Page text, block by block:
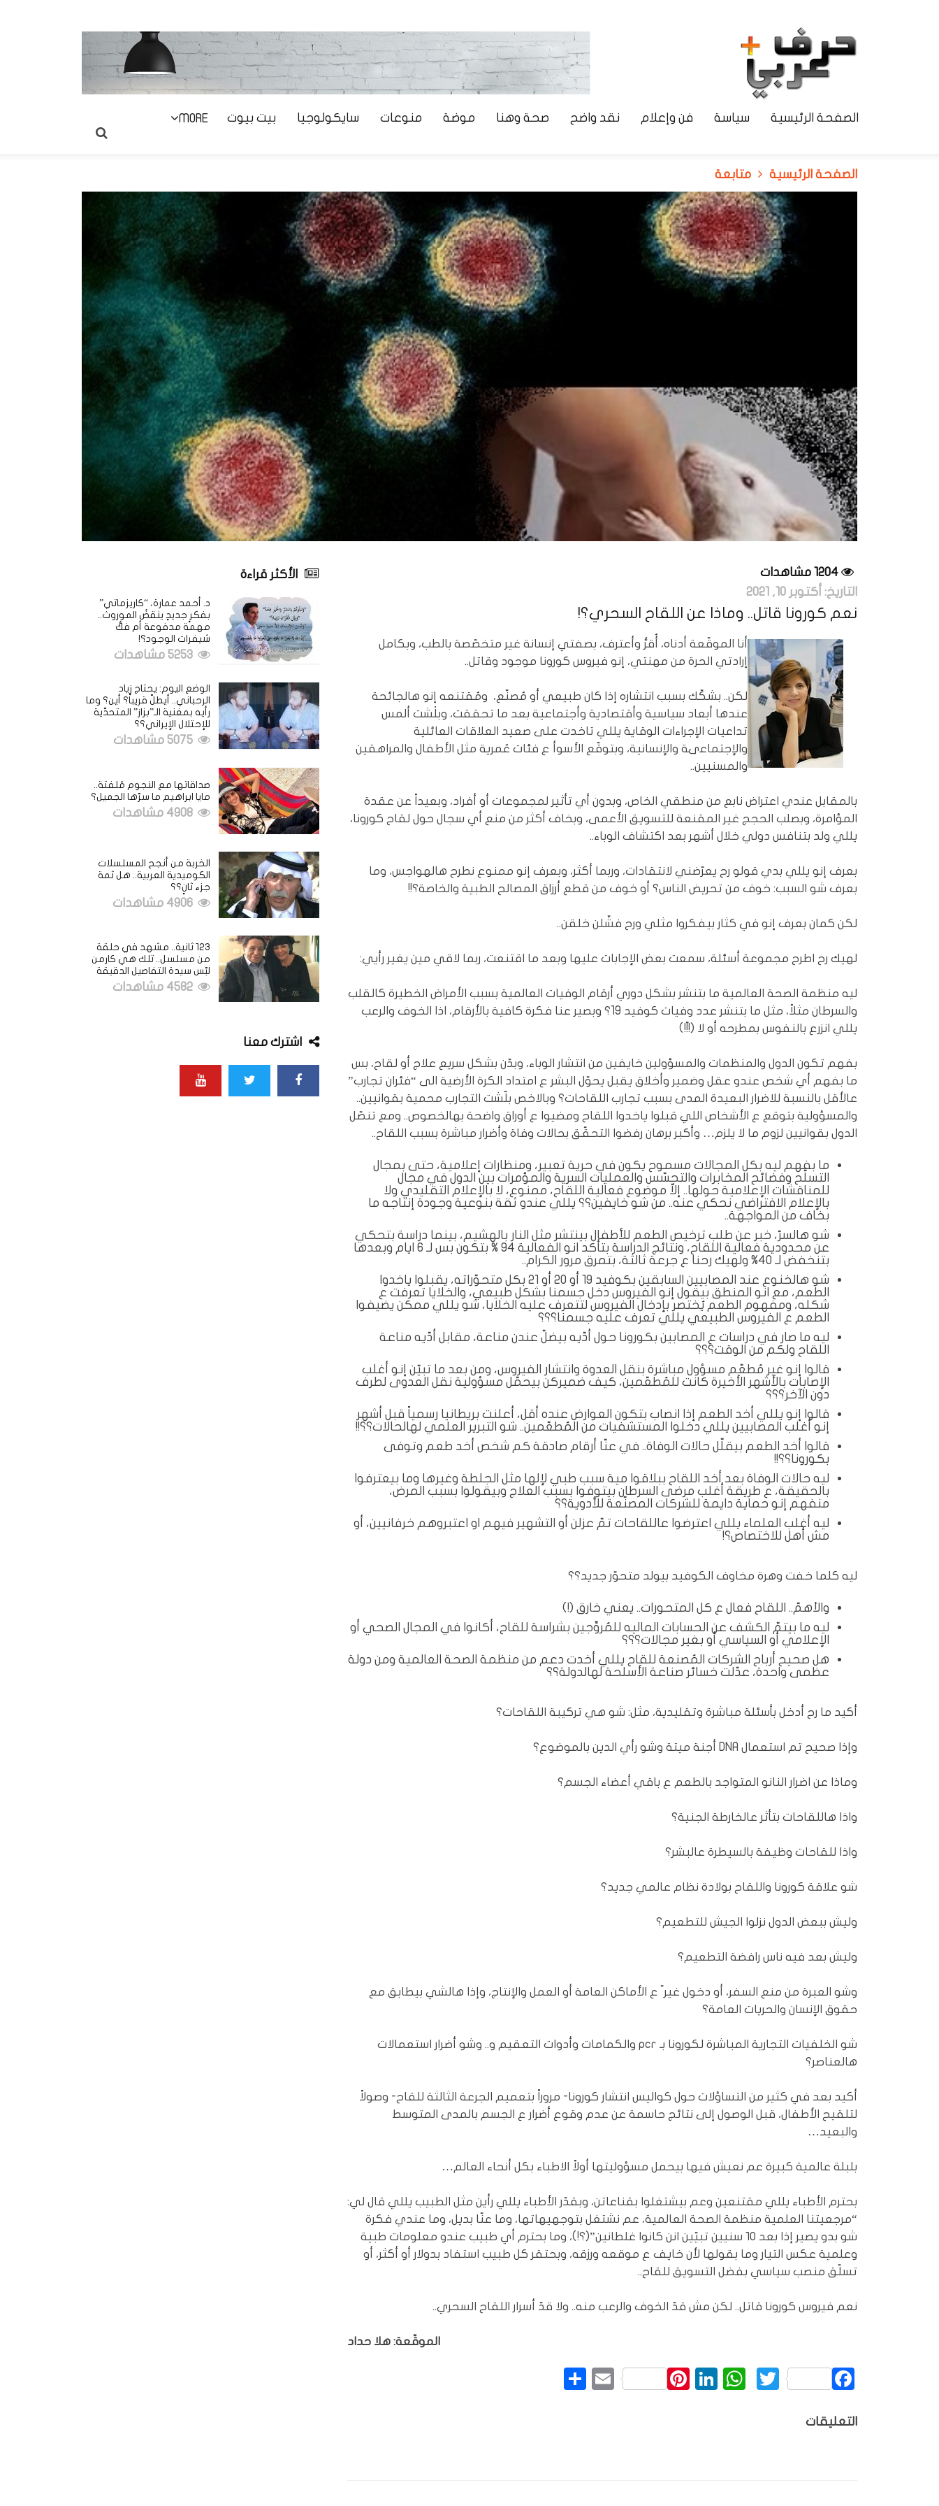
الصفحة الرئيسية سياسة فن وإعلام نقد واضح صحة وهنا موضة منوعات سايكولوجيا بيت بيوت MORE
الصفحة الرئيسية متابعة
التاريخ: أكتوبر 10, 2021
نعم كورونا قاتل.. وماذا عن اللقاح السحري؟!
أنا الموقّعة أدناه، أُقرُّ وأعترف، بصفتي إنسانة غير متخصّصة بالطب، وبكامل
إرادتي الحرة من مهنتي، إنو فيروس كورونا موجود وقاتل..
لكن.. بشكّك بسبب انتشاره إذا كان طبيعي أو مُصنّع، ومُقتنعه إنو هالجائحة
عندها أبعاد سياسية وأقتصادية وأجتماعية بعد ما تحققت، وبلْشت ألمس
تداعيات الإجراءات الوقاية يللي تاخدت على صعيد العلاقات العائلية
والإجتماعىة والإنسانية، وبتوقّع الأسوأ ع فئات عُمرية مثل الأطفال والمراهقين
والمسنيين..
بالمقابل عندي اعتراض نابع من منطقي الخاص، وبدون أي تأثير لمجموعات أو أفراد، وبعيداً عن عقدة
المؤامرة، وبصلب الحجج غير المقنعة للتسويق الأعمى، وبخاف أكثر من منع أي سجال حول لقاح كورونا،
يللي ولد بتنافس دولي خلال أشهر بعد اكتشاف الوباء..
بعرف إنو يللي بدي قولو رح يعرّضني لانتقادات، وربما أكثر، وبعرف إنو ممنوع نطرح هالهواجس، وما
بعرف شو السبب: خوف من تحريض الناس؟ أو خوف من قطع أرزاق المصالح الطبية والخاصة؟!!
لكن كمان بعرف إنو في كثار بيفكروا مثلي ورح فشّلن خلقن..
لهيك رح اطرح مجموعة أسئلة، سمعت بعض الإجابات عليها وبعد ما اقتنعت، ربما لاقي مين يغير رأيي:
ليه منظمة الصحة العالمية ما بتنشر بشكل دوري أرقام الوفيات العالمية بسبب الأمراض الخطيرة كالقلب
والسرطان مثلاً، مثل ما بتنشر عدد وفيات كوفيد 19؟ وبصير عنا فكرة كافية بالأرقام، اذا الخوف والرعب
يللي انزرع بالنفوس بمطرحه أو لا (!!ّ!)
بفهم تكون الدول والمنظمات والمسؤولين خايفين من انتشار الوباء، وبدّن بشكل سريع علاج أو لقاح، بس
ما بفهم أي شخص عندو عقل وضمير وأخلاق يقبل يحوّل البشر ع امتداد الكرة الأرضية الى “فئران تجارب”
عالأقل بالنسبة للاضرار البعيدة المدى بسبب تجارب اللقاحات؟ وبالاخص بلّشت التجارب محمية بقوانيين..
والمسؤولية بتوقع ع الأشخاص اللي قبلوا ياخدوا اللقاح ومضيوا ع أوراق واضحة بهالخصوص.. ومع تنصّل
الدول بقوانيين لزوم ما لا يلزم… وأكبر برهان رفضوا التحقّق بحالات وفاة وأضرار مباشرة بسبب اللقاح..
ما بفهم ليه بكل المجالات مسموح يكون في حرية تعبير، ومنظارات إعلامية، حتى بمجال
التسلّح وفضائح المخابرات والتجسّس والعمليات السرية والمؤمرات بين الدول في مجال
للمناقشات الإعلامية حولها.. إلاّ موضوع فعالية اللقاح، ممنوع، لا بالإعلام التقليدي ولا
بالإعلام الافتراضي نحكي عنه.. من شو خايفين؟؟ يللي عندو ثقة بنوعية وجودة إنتاجه ما
بخاف من المواجهة..
شو هالسرّ، خبر عن طلب ترخيص الطعم للأطفال بينتشر مثل النار بالهشيم، بينما دراسة بتحكي
عن محدودية فعالية اللقاح، ونتائج الدراسة بتأكد انو الفعالية 94 % بتكون بس لـ 6 ايام وبعدها
بتنخفض لـ 40% ولهيك رحنا ع جرعة ثالثة، بتمرق مرور الكرام..
شو هالخنوع عند المصابيين السابقين بكوفيد 19 أو 20 أو 21 بكل متحوّراته، يقبلوا ياخدوا
الطعم، مع انو المنطق بيقول إنو الفيروس دخل جسمنا بشكل طبيعي، والخلايا تعرفت ع
شكله، ومفهوم الطعم يُختصر بإدخال الفيروس لتتعرف عليه الخلايا، شو يللي ممكن يضيفوا
الطعم ع الفيروس الطبيعي يللي تعرف عليه جسمنا؟؟؟
ليه ما صار في دراسات ع المصابين بكورونا حول أدّيه بيضلّ عندن مناعة، مقابل أدّيه مناعة
اللقاح ولكم من الوقت؟؟؟
قالوا إنو غير مُطعّم مسؤول مباشرة بنقل العدوة وانتشار الفيروس، ومن بعد ما تبيّن إنو أغلب
الإصابات بالأشهر الأخيرة كانت للمُطعّمين، كيف ضميركن بيحمّل مسؤولية نقل العدوى لطرف
دون الآخر؟؟؟
قالوا إنو يللي أخد الطعم إذا انصاب بتكون العوارض عنده أقل، أعلنت بريطانيا رسمياً قبل أشهر
إنو أغلب المصابيين يللي دخلوا المستشفيات من المُطعّمين.. شو التبرير العلمي لهالحالات؟؟!!
قالوا أخد الطعم بيقلّل حالات الوفاة.. في عنّا أرقام صادقة كم شخص أخد طعم وتوفى
بكورونا؟؟!!
ليه حالات الوفاة بعد أخد اللقاح ببلاقوا مية سبب طبي لإلها مثل الجلطة وغيرها وما بيعترفوا
بالحقيقة، ع طريقة أغلب مرضى السرطان بيتوفوا بسبب العلاج وبيقولوا بسبب المرض،
منفهم إنو حماية دايمة للشركات المصنّعة للأدوية؟؟
ليه أغلب العلماء يللي اعترضوا عاللقاحات تمّ عزلن أو التشهير فيهم او اعتبروهم خرفانيين، أو
مش أهل للاختصاص؟!
ليه كلما خفت وهرة مخاوف الكوفيد بيولد متحوّر جديد؟؟
والأهمّ.. اللقاح فعال ع كل المتحورات.. يعني خارق (!)
ليه ما بيتمّ الكشف عن الحسابات الماليه للمُروِّجين بشراسة للقاح، أكانوا في المجال الصحي أو
الإعلامي أو السياسي أو بغير مجالات؟؟؟
هل صحيح أرباح الشركات المُصنعة للقاح يللي أخدت دعم من منظمة الصحة العالمية ومن دولة
عظمى واحدة، عدّلت خسائر صناعة الأسلحة لهالدولة؟؟
أكيد ما رح أدخل بأسئلة مباشرة وتقليدية، مثل: شو هي تركيبة اللقاحات؟
وإذا صحيح تم استعمال DNA أجنة ميتة وشو رأي الدين بالموضوع؟
وماذا عن اضرار النانو المتواجد بالطعم ع باقي أعضاء الجسم؟
واذا هاللقاحات بتأثر عالخارطة الجنية؟
واذا للقاحات وظيفة بالسيطرة عالبشر؟
شو علاقة كورونا واللقاح بولادة نظام عالمي جديد؟
وليش ببعض الدول نزلوا الجيش للتطعيم؟
وليش بعد فيه ناس رافضة التطعيم؟
وشو العبرة من منع السفر، أو دخول غير ّ ع الأماكن العامة أو العمل والإنتاج، وإذا هالشي بيطابق مع
حقوق الإنسان والحريات العامة؟
شو الخلفيات التجارية المباشرة لكورونا بـ pcr والكمامات وأدوات التعقيم و.. وشو أضرار استعمالات
هالعناصر؟
أكيد بعد في كثير من التساؤلات حول كواليس انتشار كورونا- مروراً بتعميم الجرعة الثالثة للقاح- وصولاً
لتلقيح الأطفال، قبل الوصول إلى نتائج حاسمة عن عدم وقوع أضرار ع الجسم بالمدى المتوسط
والبعيد…
بلبلة عالمية كبيرة عم نعيش فيها بيحمل مسؤوليتها أولاً الاطباء بكل أنحاء العالم…
بحترم الأطباء يللي مقتنعين وعم بيشتغلوا بقناعاتن، وبقدّر الأطباء يللي رأين مثل الطبيب يللي قال لي:
“مرجعيتنا العلمية منظمة الصحة العالمية، عم نشتغل بتوجهيهاتها، وما عنّا بديل، وما عندي فكرة
شو بدو يصير إذا بعد ١٠ سنيين تبيّين انن كانوا غلطانين”(؟!)، وما بحترم أي طبيب عندو معلومات طبية
وعلمية عكس التيار وما بقولها لأن خايف ع موقعه ورزقه، وبحتقر كل طبيب استفاد بدولار أو أكثر، أو
تسلّق منصب سياسي بفضل التسويق للقاح..
نعم فيروس كورونا قاتل.. لكن مش قدّ الخوف والرعب منه.. ولا قدّ أسرار اللقاح السحري..
الموقّعة: هلا حداد
Facebook
Twitter
WhatsApp
LinkedIn
Pinterest
Email
التعليقات
الأكثر قراءة
د. أحمد عمارة، “كاريزماتي”
بفكرٍ جديدٍ ينقضُ الموروث..
مهمة مدفوعة أم فكُّ
شيفرات الوجود؟!
الوضع اليوم: يحتاج زياد
الرحباني.. أيطلّ قريباً؟ أين؟ وما
رأيه بمغنية الـ”بزاز” المتحدّية
للإحتلال الإيراني؟؟
صداقاتها مع النجوم مُلفتة..
مايا ابراهيم ما سرّها الجميل؟
الخربة من أنجح المسلسلات
الكوميدية العربية.. هل ثمة
جزء ثانٍ؟؟
123 ثانية.. مشهد في حلقة
من مسلسل.. تلك هي كارمن
لبّس سيدة التفاصيل الدقيقة
اشترك معنا